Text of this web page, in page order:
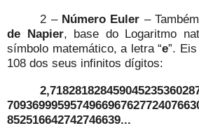
2 – Número Euler –
de Napier, base do Logaritmo
símbolo matemático, a letra “e”.
108 dos seus infinitos dígitos:
852516642742746639...